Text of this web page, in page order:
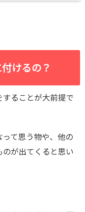
けるの？
ることが大前提で
て思う物や、他の
が出てくると思い